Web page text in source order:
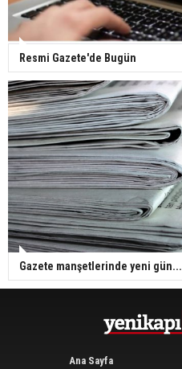
Resmi Gazete'de Bugün
Gazete manşetlerinde yeni gün...
Ana Sayfa